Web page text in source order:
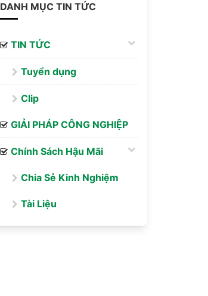
DANH MỤC TIN TỨC
TIN TỨC
Tuyển dụng
Clip
GIẢI PHÁP CÔNG NGHIỆP
Chính Sách Hậu Mãi
Chia Sẻ Kinh Nghiệm
Tài Liệu